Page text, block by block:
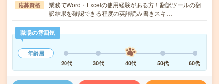
応募資格
業務でWord・Excelの使用経験がある方！翻訳ツールの翻
訳結果を確認できる程度の英語読み書きスキ…
職場の雰囲気
年齢層
20代
30代 40代 50代 60代